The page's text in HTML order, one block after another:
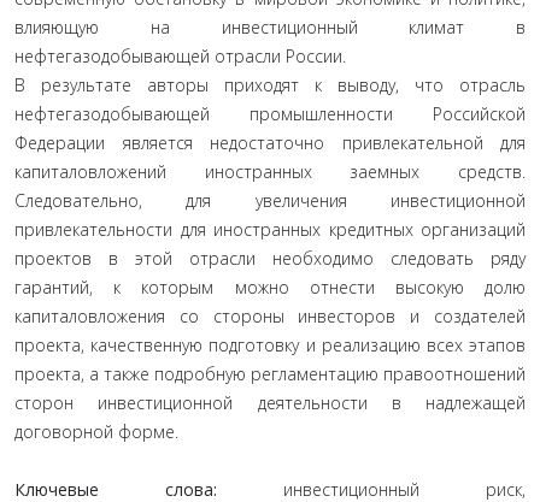
влияющую на инвестиционный климат в
нефтегазодобывающей отрасли России.
В результате авторы приходят к выводу, что отрасль
нефтегазодобывающей промышленности Российской
Федерации является недостаточно привлекательной для
капиталовложений иностранных заемных средств.
Следовательно, для увеличения инвестиционной
привлекательности для иностранных кредитных организаций
проектов в этой отрасли необходимо следовать ряду
гарантий, к которым можно отнести высокую долю
капиталовложения со стороны инвесторов и создателей
проекта, качественную подготовку и реализацию всех этапов
проекта, а также подробную регламентацию правоотношений
сторон инвестиционной деятельности в надлежащей
договорной форме.
Ключевые слова: инвестиционный риск,